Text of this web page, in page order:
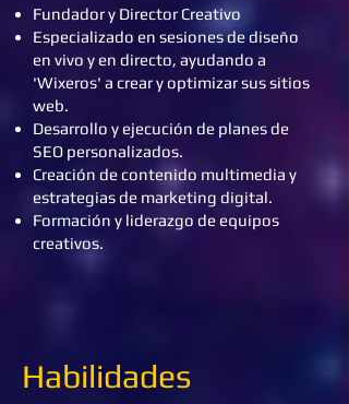
Fundador y Director Creativo
Especializado en sesiones de diseño
en vivo y en directo, ayudando a
'Wixeros' a crear y optimizar sus sitios
web.
Desarrollo y ejecución de planes de
SEO personalizados.
Creación de contenido multimedia y
estrategias de marketing digital.
Formación y liderazgo de equipos
creativos.
Habilidades